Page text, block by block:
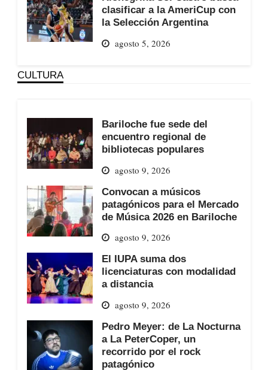
clasificar a la AmeriCup con
la Selección Argentina
agosto 5, 2026
CULTURA
Bariloche fue sede del
encuentro regional de
bibliotecas populares
agosto 9, 2026
Convocan a músicos
patagónicos para el Mercado
de Música 2026 en Bariloche
agosto 9, 2026
El IUPA suma dos
licenciaturas con modalidad
a distancia
agosto 9, 2026
Pedro Meyer: de La Nocturna
a La PeterCoper, un
recorrido por el rock
patagónico